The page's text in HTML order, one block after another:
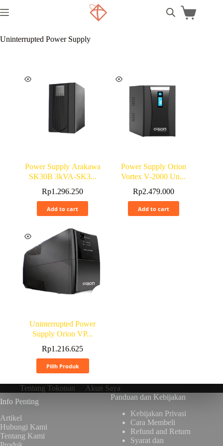
Uninterrupted Power Supply
Power Supply Arakawa
SK30B 3kVA-SK3...
Rp1.296.250
Add to cart
Power Supply Orion
Vortex V-2000 Un...
Rp2.479.000
Add to cart
Uninterrupted Power
Supply Orion VP...
Rp1.216.625
Pilih Produk
Tentang Tokonan
Akun Saya
Info Penting
Artikel
Hubungi Kami
Tentang Kami
Panduan dan Kebijakan
Kebijakan Privasi
Cara Membeli
Refund and Return
Syarat dan